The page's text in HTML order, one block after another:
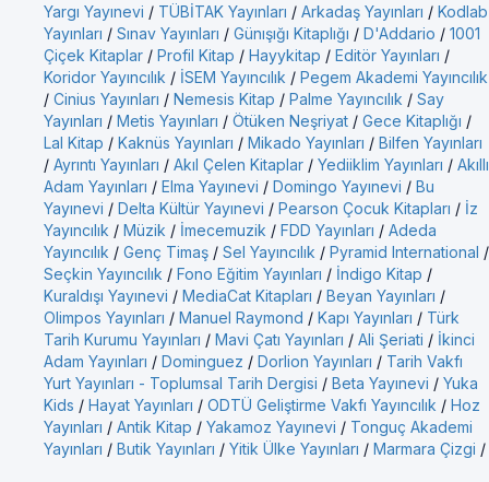
Yargı Yayınevi / TÜBİTAK Yayınları / Arkadaş Yayınları / Kodlab
Yayınları / Sınav Yayınları / Günışığı Kitaplığı / D'Addario / 1001
Çiçek Kitaplar / Profil Kitap / Hayykitap / Editör Yayınları /
Koridor Yayıncılık / İSEM Yayıncılık / Pegem Akademi Yayıncılık
/ Cinius Yayınları / Nemesis Kitap / Palme Yayıncılık / Say
Yayınları / Metis Yayınları / Ötüken Neşriyat / Gece Kitaplığı /
Lal Kitap / Kaknüs Yayınları / Mikado Yayınları / Bilfen Yayınları
/ Ayrıntı Yayınları / Akıl Çelen Kitaplar / Yediiklim Yayınları / Akıllı
Adam Yayınları / Elma Yayınevi / Domingo Yayınevi / Bu
Yayınevi / Delta Kültür Yayınevi / Pearson Çocuk Kitapları / İz
Yayıncılık / Müzik / İmecemuzik / FDD Yayınları / Adeda
Yayıncılık / Genç Timaş / Sel Yayıncılık / Pyramid International /
Seçkin Yayıncılık / Fono Eğitim Yayınları / İndigo Kitap /
Kuraldışı Yayınevi / MediaCat Kitapları / Beyan Yayınları /
Olimpos Yayınları / Manuel Raymond / Kapı Yayınları / Türk
Tarih Kurumu Yayınları / Mavi Çatı Yayınları / Ali Şeriati / İkinci
Adam Yayınları / Dominguez / Dorlion Yayınları / Tarih Vakfı
Yurt Yayınları - Toplumsal Tarih Dergisi / Beta Yayınevi / Yuka
Kids / Hayat Yayınları / ODTÜ Geliştirme Vakfı Yayıncılık / Hoz
Yayınları / Antik Kitap / Yakamoz Yayınevi / Tonguç Akademi
Yayınları / Butik Yayınları / Yitik Ülke Yayınları / Marmara Çizgi /